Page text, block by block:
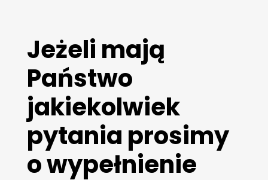
Jeżeli mają
Państwo
jakiekolwiek
pytania prosimy
o wypełnienie